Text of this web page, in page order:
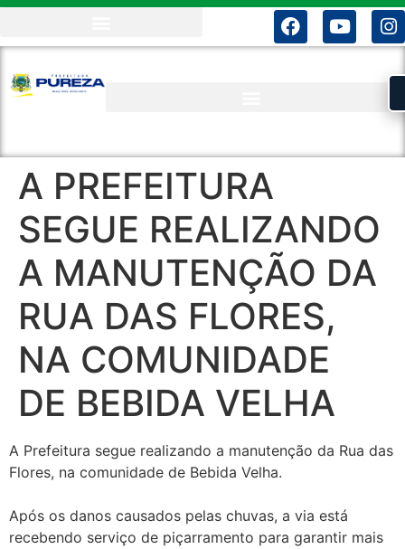
A PREFEITURA
SEGUE REALIZANDO
A MANUTENÇÃO DA
RUA DAS FLORES,
NA COMUNIDADE
DE BEBIDA VELHA
A Prefeitura segue realizando a manutenção da Rua das
Flores, na comunidade de Bebida Velha.
Após os danos causados pelas chuvas, a via está
recebendo serviço de piçarramento para garantir mais